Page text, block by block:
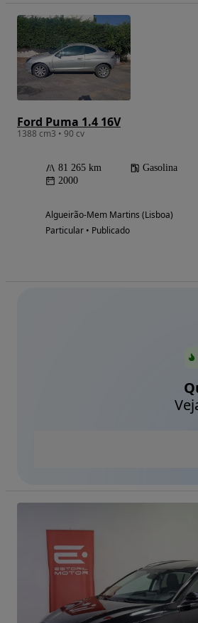
Ford Puma 1.4 16V
1388 cm3 • 90 cv
81 265 km Gasolina
2000
Algueirão-Mem Martins (Lisboa)
Particular • Publicado